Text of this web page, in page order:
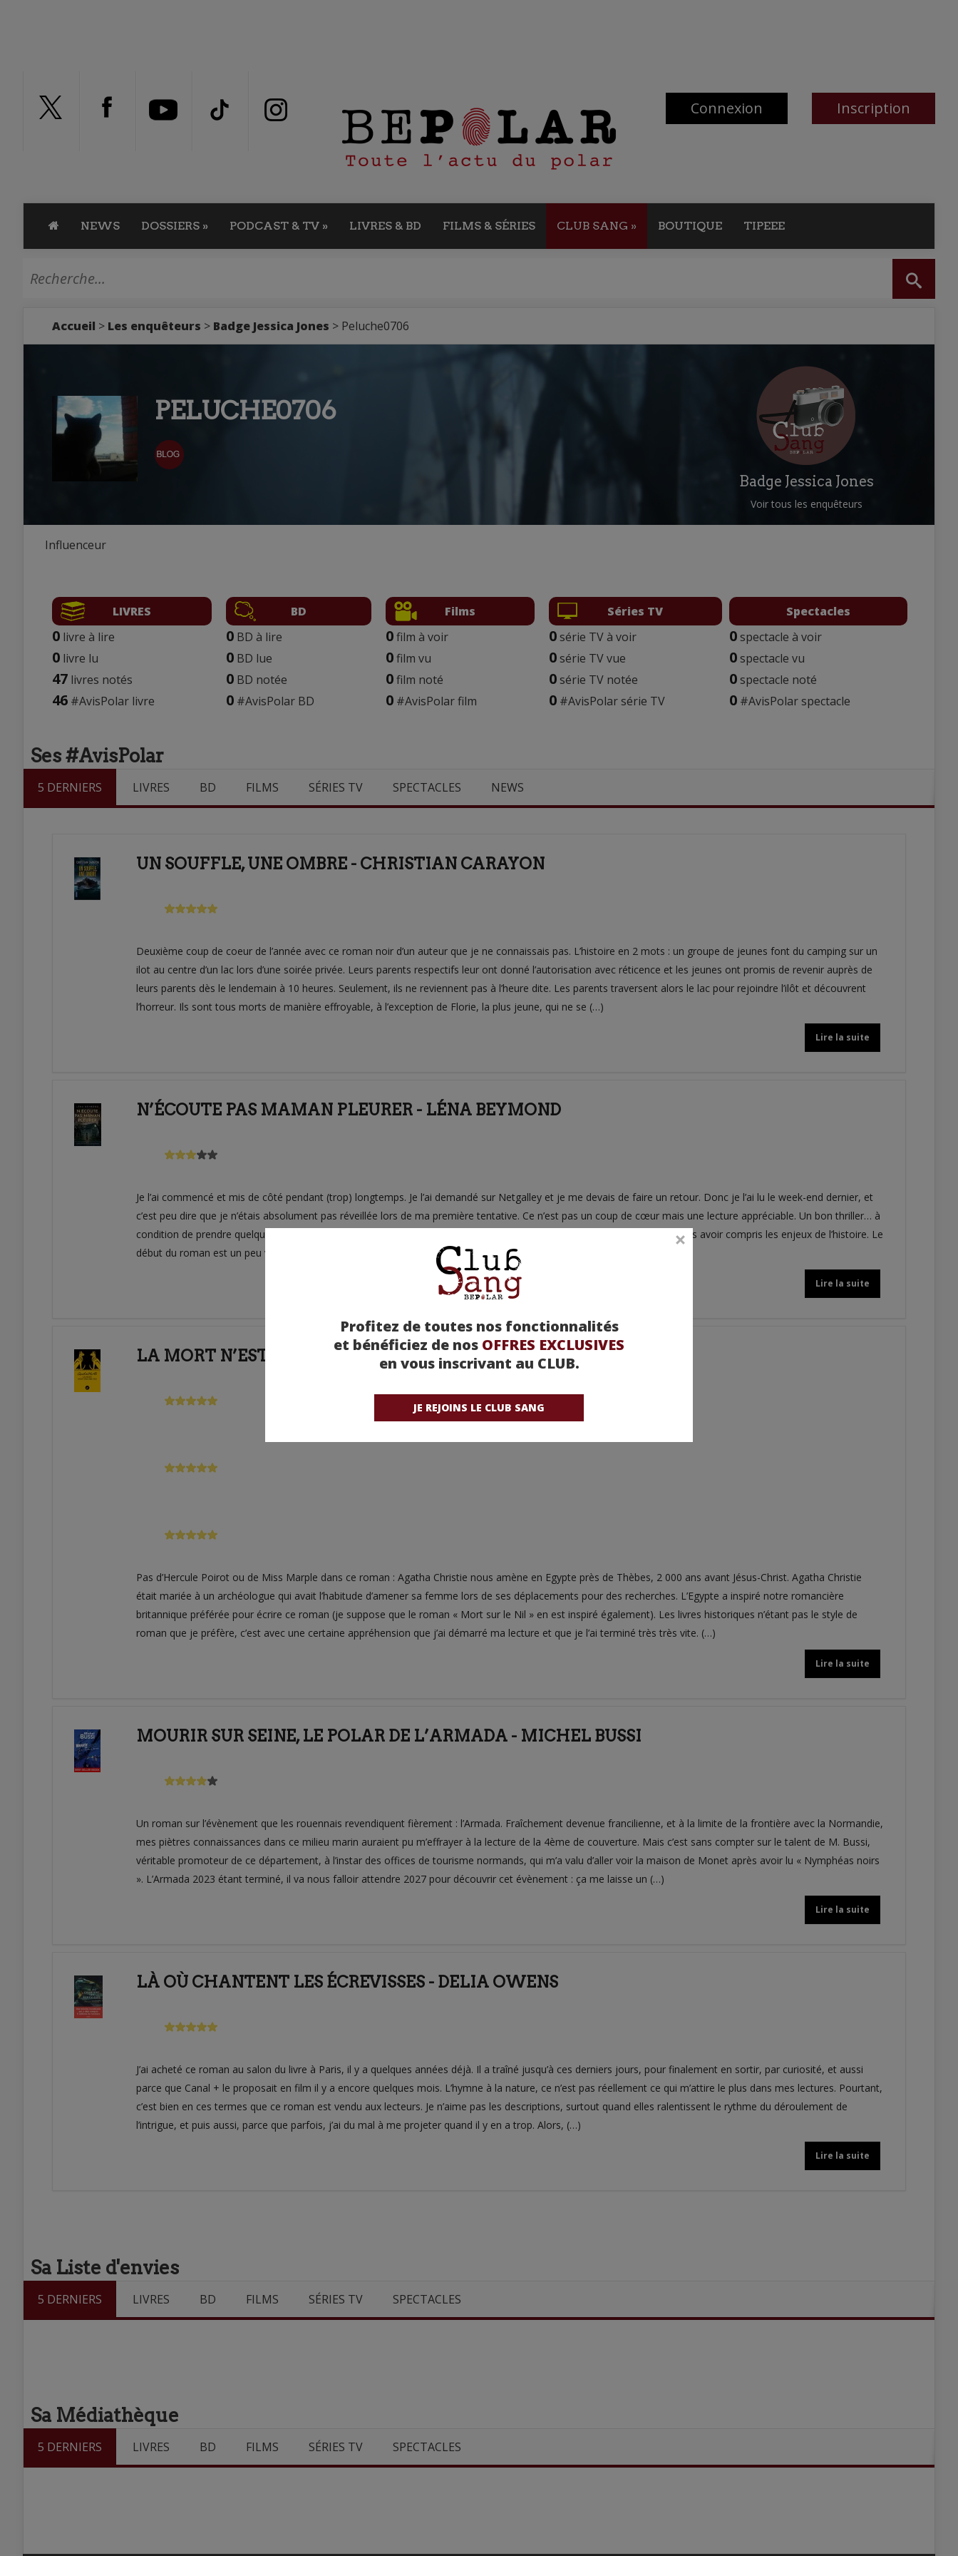
Connexion Inscription
NEWS DOSSIERS » PODCAST & TV » LIVRES & BD FILMS & SÉRIES CLUB SANG » BOUTIQUE TIPEEE
Profitez de toutes nos fonctionnalités
et bénéficiez de nos OFFRES EXCLUSIVES
en vous inscrivant au CLUB.
JE REJOINS LE CLUB SANG
Accueil > Les enquêteurs > Badge Jessica Jones > Peluche0706
PELUCHE0706
Badge Jessica Jones
Voir tous les enquêteurs
Influenceur
LIVRES
0 livre à lire
0 livre lu
47 livres notés
46 #AvisPolar livre
BD
0 BD à lire
0 BD lue
0 BD notée
0 #AvisPolar BD
Films
0film à voir
0film vu
0film noté
0 #AvisPolar film
Séries TV
0série TV à voir
0série TV vue
0série TV notée
0#AvisPolar série TV
Spectacles
0spectacle à voir
0spectacle vu
0spectacle noté
0#AvisPolar spectacle
Ses #AvisPolar
5 DERNIERS LIVRES BD FILMS SÉRIES TV SPECTACLES NEWS
UN SOUFFLE, UNE OMBRE - CHRISTIAN CARAYON
Deuxième coup de coeur de l’année avec ce roman noir d’un auteur que je ne connaissais pas. L’histoire en 2 mots : un groupe de jeunes font du camping sur un
ilot au centre d’un lac lors d’une soirée privée. Leurs parents respectifs leur ont donné l’autorisation avec réticence et les jeunes ont promis de revenir auprès de
leurs parents dès le lendemain à 10 heures. Seulement, ils ne reviennent pas à l’heure dite. Les parents traversent alors le lac pour rejoindre l’ilôt et découvrent
l’horreur. Ils sont tous morts de manière effroyable, à l’exception de Florie, la plus jeune, qui ne se (…)
Lire la suite
N’ÉCOUTE PAS MAMAN PLEURER - LÉNA BEYMOND
Je l’ai commencé et mis de côté pendant (trop) longtemps. Je l’ai demandé sur Netgalley et je me devais de faire un retour. Donc je l’ai lu le week-end dernier, et
c’est peu dire que je n’étais absolument pas réveillée lors de ma première tentative. Ce n’est pas un coup de cœur mais une lecture appréciable. Un bon thriller… à
condition de prendre quelques notes avec tous les personnages. Voilà donc un roman qui nous prend par la main une fois avoir compris les enjeux de l’histoire. Le
début du roman est un peu voire très mystérieux. Sharon Sorensen, avocate, est appelée pour défendre un (…)
Lire la suite
LA MORT N’EST PAS UNE FIN - AGATHA CHRISTIE
Pas d’Hercule Poirot ou de Miss Marple dans ce roman : Agatha Christie nous amène en Egypte près de Thèbes, 2 000 ans avant Jésus-Christ. Agatha Christie
était mariée à un archéologue qui avait l’habitude d’amener sa femme lors de ses déplacements pour des recherches. L’Egypte a inspiré notre romancière
britannique préférée pour écrire ce roman (je suppose que le roman « Mort sur le Nil » en est inspiré également). Les livres historiques n’étant pas le style de
roman que je préfère, c’est avec une certaine appréhension que j’ai démarré ma lecture et que je l’ai terminé très très vite. (…)
Lire la suite
MOURIR SUR SEINE, LE POLAR DE L’ARMADA - MICHEL BUSSI
Un roman sur l’évènement que les rouennais revendiquent fièrement : l’Armada. Fraîchement devenue francilienne, et à la limite de la frontière avec la Normandie,
mes piètres connaissances dans ce milieu marin auraient pu m’effrayer à la lecture de la 4ème de couverture. Mais c’est sans compter sur le talent de M. Bussi,
véritable promoteur de ce département, à l’instar des offices de tourisme normands, qui m’a valu d’aller voir la maison de Monet après avoir lu « Nymphéas noirs
». L’Armada 2023 étant terminé, il va nous falloir attendre 2027 pour découvrir cet évènement : ça me laisse un (…)
Lire la suite
LÀ OÙ CHANTENT LES ÉCREVISSES - DELIA OWENS
J’ai acheté ce roman au salon du livre à Paris, il y a quelques années déjà. Il a traîné jusqu’à ces derniers jours, pour finalement en sortir, par curiosité, et aussi
parce que Canal + le proposait en film il y a encore quelques mois. L’hymne à la nature, ce n’est pas réellement ce qui m’attire le plus dans mes lectures. Pourtant,
c’est bien en ces termes que ce roman est vendu aux lecteurs. Je n’aime pas les descriptions, surtout quand elles ralentissent le rythme du déroulement de
l’intrigue, et puis aussi, parce que parfois, j’ai du mal à me projeter quand il y en a trop. Alors, (…)
Lire la suite
Sa Liste d'envies
5 DERNIERS LIVRES BD FILMS SÉRIES TV SPECTACLES
Sa Médiathèque
5 DERNIERS LIVRES BD FILMS SÉRIES TV SPECTACLES